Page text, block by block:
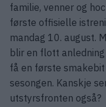
familie, venner og
første offisielle
mandag 10. august.
blir en flott
få en første
sesongen. Kanskje
utstyrsfronten også?